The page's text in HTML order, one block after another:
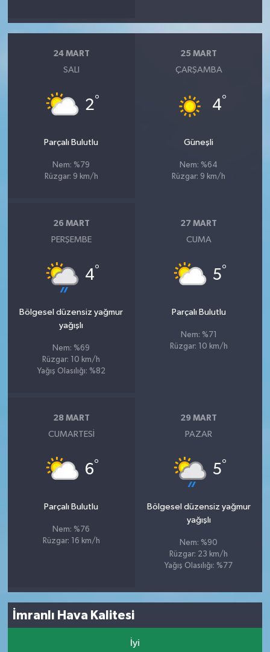
24 MART
SALI
2°
Parçalı Bulutlu
Nem: %79
Rüzgar: 9 km/h
25 MART
ÇARŞAMBA
4°
Güneşli
Nem: %64
Rüzgar: 9 km/h
26 MART
PERŞEMBE
4°
Bölgesel düzensiz yağmur
yağışlı
Nem: %69
Rüzgar: 10 km/h
Yağış Olasılığı: %82
27 MART
CUMA
5°
Parçalı Bulutlu
Nem: %71
Rüzgar: 10 km/h
28 MART
CUMARTESI
6°
Parçalı Bulutlu
Nem: %76
Rüzgar: 16 km/h
29 MART
PAZAR
5°
Bölgesel düzensiz yağmur
yağışlı
Nem: %90
Rüzgar: 23 km/h
Yağış Olasılığı: %77
İmranlı Hava Kalitesi
İyi